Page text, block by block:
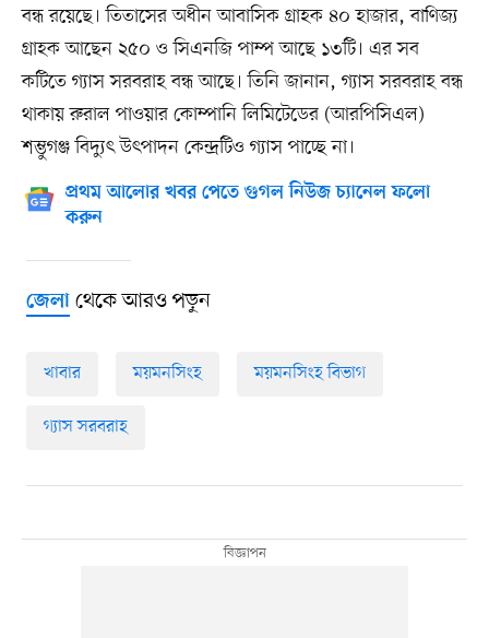
বন্ধ রয়েছে। তিতাসের অধীন আবাসিক গ্রাহক ৪০ হাজার, বাণিজ্য
গ্রাহক আছেন ২৫০ ও সিএনজি পাম্প আছে ১৩টি। এর সব
কটিতে গ্যাস সরবরাহ বন্ধ আছে। তিনি জানান, গ্যাস সরবরাহ বন্ধ
থাকায় রুরাল পাওয়ার কোম্পানি লিমিটেডের (আরপিসিএল)
শম্ভুগঞ্জ বিদ্যুৎ উৎপাদন কেন্দ্রটিও গ্যাস পাচ্ছে না।
প্রথম আলোর খবর পেতে গুগল নিউজ চ্যানেল ফলো
করুন
জেলাথেকে আরও পড়ুন
খাবার ময়মনসিংহ ময়মনসিংহ বিভাগ
গ্যাস সরবরাহ